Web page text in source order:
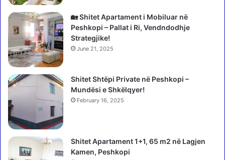
n
ë
s
h
ë
K
r
u
j
ë
o
n
u
t
o
i
n
:
P
l
g
🏡 Shitet Apartament i Mobiluar në
Peshkopi – Pallat i Ri, Vendndodhje
Strategjike!
June 21, 2025
Shitet Shtëpi Private në Peshkopi –
Mundësi e Shkëlqyer!
February 16, 2025
Shitet Apartament 1+1, 65 m2 në Lagjen
Kamen, Peshkopi